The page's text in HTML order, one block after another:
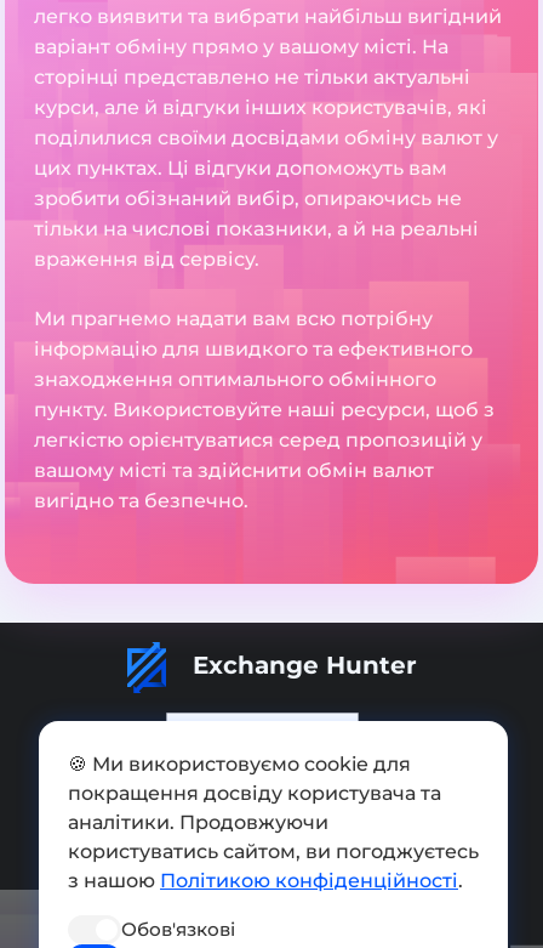
легко виявити та вибрати найбільш вигідний
варіант обміну прямо у вашому місті. На
сторінці представлено не тільки актуальні
курси, але й відгуки інших користувачів, які
поділилися своїми досвідами обміну валют у
цих пунктах. Ці відгуки допоможуть вам
зробити обізнаний вибір, опираючись не
тільки на числові показники, а й на реальні
враження від сервісу.
Ми прагнемо надати вам всю потрібну
інформацію для швидкого та ефективного
знаходження оптимального обмінного
пункту. Використовуйте наші ресурси, щоб з
легкістю орієнтуватися серед пропозицій у
вашому місті та здійснити обмін валют
вигідно та безпечно.
Exchange Hunter
Додати обмінник
Мапа сайту
Press kit
Умови використання
🍪 Ми використовуємо cookie для
покращення досвіду користувача та
аналітики. Продовжуючи
користуватись сайтом, ви погоджуєтесь
з нашою Політикою конфіденційності.
Обов'язкові